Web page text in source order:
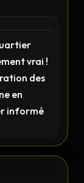
vrai !
des
en
informé